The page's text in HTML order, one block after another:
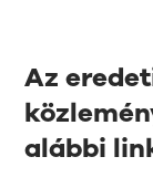
Az
alábbi